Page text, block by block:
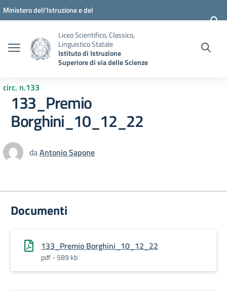
Vai ai contenuti
Vai al menu di navigazione
Vai al footer
Ministero dell'Istruzione e del
Liceo Scientifico, Classico,
Linguistico Statale
Istituto di Istruzione
Superiore di via delle Scienze
circ. n.133
133_Premio
Borghini_10_12_22
daAntonio Sapone
Documenti
133_Premio Borghini_10_12_22
pdf - 589 kb